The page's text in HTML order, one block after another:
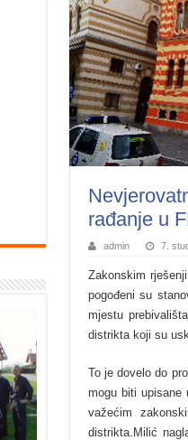
rađanje u
admin 7.
Zakonskim
pogođeni su
mjestu
distrikta koji su
To je dovelo do
mogu biti
važećim
distrikta.Milić